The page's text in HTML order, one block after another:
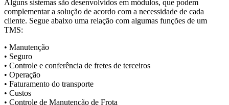
Alguns sistemas são desenvolvidos em módulos, que podem
complementar a solução de acordo com a necessidade de cada
cliente. Segue abaixo uma relação com algumas funções de um
TMS:
• Manutenção
• Seguro
• Controle e conferência de fretes de terceiros
• Operação
• Faturamento do transporte
• Custos
• Controle de Manutenção de Frota